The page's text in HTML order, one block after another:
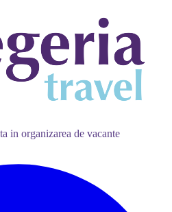
in organizarea de vacante